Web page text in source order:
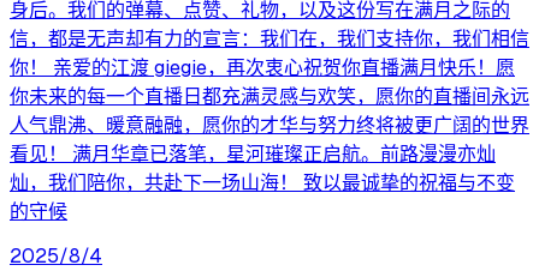
身后。我们的弹幕、点赞、礼物，以及这份写在满月之际的
信，都是无声却有力的宣言：我们在，我们支持你，我们相信
你！ 亲爱的江渡 giegie，再次衷心祝贺你直播满月快乐！愿
你未来的每一个直播日都充满灵感与欢笑，愿你的直播间永远
人气鼎沸、暖意融融，愿你的才华与努力终将被更广阔的世界
看见！ 满月华章已落笔，星河璀璨正启航。前路漫漫亦灿
灿，我们陪你，共赴下一场山海！ 致以最诚挚的祝福与不变
的守候
2025/8/4